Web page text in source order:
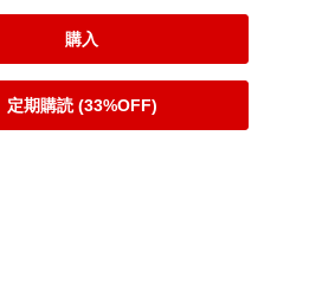
購入
定期購読 (33%OFF)